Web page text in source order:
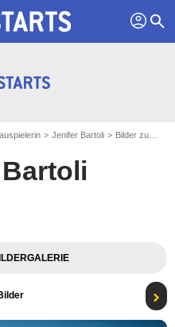
profil search
Jenifer Bartoli Bilder zu Jenifer Bartoli